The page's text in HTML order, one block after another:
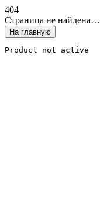
404
Страница не найдена…
На главную
Product not active